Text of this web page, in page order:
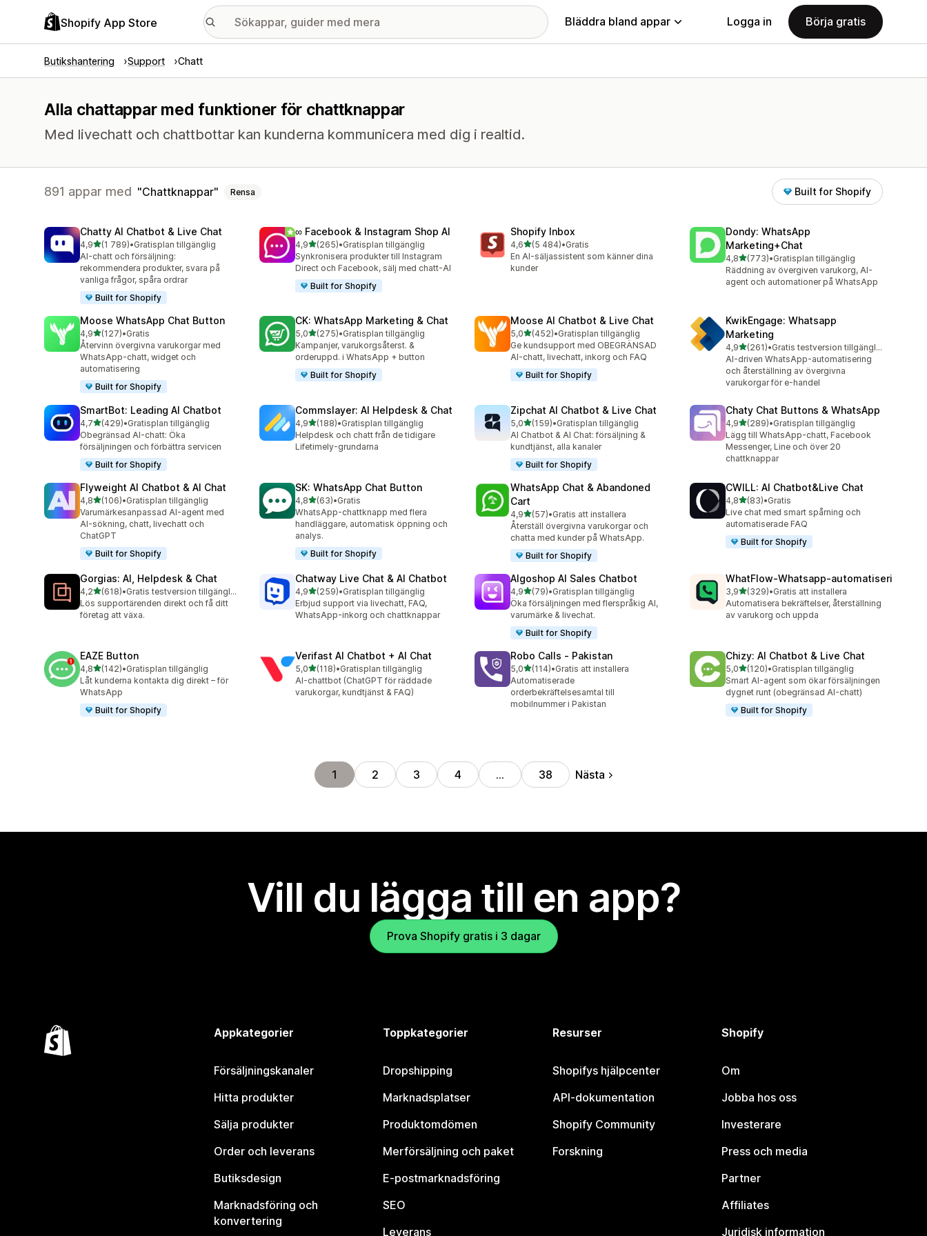
Shopify App Store Bläddra bland appar Logga in Börja gratis
Butikshantering Support Chatt
Alla chattappar med funktioner för chattknappar
Med livechatt och chattbottar kan kunderna kommunicera med dig i realtid.
891 appar med Chattknappar Rensa Built for Shopify
Chatty AI Chatbot & Live Chat
4,9av 5 stjärnor
(1 789)
1789 recensioner totalt
•Gratisplan tillgänglig
AI-chatt och försäljning:
rekommendera produkter, svara på
vanliga frågor, spåra ordrar
Built for Shopify
∞ Facebook & Instagram Shop AI
4,9av 5 stjärnor
(265)
265 recensioner totalt
•Gratisplan tillgänglig
Synkronisera produkter till Instagram
Direct och Facebook, sälj med chatt-AI
Built for Shopify
Shopify Inbox
4,6av 5 stjärnor
(5 484)
5484 recensioner totalt
•Gratis
En AI-säljassistent som känner dina
kunder
Dondy: WhatsApp
Marketing+Chat
4,8av 5 stjärnor
(773)
773 recensioner totalt
•Gratisplan tillgänglig
Räddning av övergiven varukorg, AI-
agent och automationer på WhatsApp
Moose WhatsApp Chat Button
4,9av 5 stjärnor
(127)
127 recensioner totalt
•Gratis
Återvinn övergivna varukorgar med
WhatsApp-chatt, widget och
automatisering
Built for Shopify
CK: WhatsApp Marketing & Chat
5,0av 5 stjärnor
(275)
275 recensioner totalt
•Gratisplan tillgänglig
Kampanjer, varukorgsåterst. &
orderuppd. i WhatsApp + button
Built for Shopify
Moose AI Chatbot & Live Chat
5,0av 5 stjärnor
(452)
452 recensioner totalt
•Gratisplan tillgänglig
Ge kundsupport med OBEGRÄNSAD
AI-chatt, livechatt, inkorg och FAQ
Built for Shopify
KwikEngage: Whatsapp
Marketing
4,9av 5 stjärnor
(261)
261 recensioner totalt
•
Gratis testversion tillgänglig
AI-driven WhatsApp-automatisering
och återställning av övergivna
varukorgar för e-handel
SmartBot: Leading AI Chatbot
4,7av 5 stjärnor
(429)
429 recensioner totalt
•Gratisplan tillgänglig
Obegränsad AI-chatt: Öka
försäljningen och förbättra servicen
Built for Shopify
Commslayer: AI Helpdesk & Chat
4,9av 5 stjärnor
(188)
188 recensioner totalt
•Gratisplan tillgänglig
Helpdesk och chatt från de tidigare
Lifetimely-grundarna
Zipchat AI Chatbot & Live Chat
5,0av 5 stjärnor
(159)
159 recensioner totalt
•Gratisplan tillgänglig
AI Chatbot & AI Chat: försäljning &
kundtjänst, alla kanaler
Built for Shopify
Chaty Chat Buttons & WhatsApp
4,9av 5 stjärnor
(289)
289 recensioner totalt
•Gratisplan tillgänglig
Lägg till WhatsApp-chatt, Facebook
Messenger, Line och över 20
chattknappar
Flyweight AI Chatbot & AI Chat
4,8av 5 stjärnor
(106)
106 recensioner totalt
•Gratisplan tillgänglig
Varumärkesanpassad AI-agent med
AI-sökning, chatt, livechatt och
ChatGPT
Built for Shopify
SK: WhatsApp Chat Button
4,8av 5 stjärnor
(63)
63 recensioner totalt
•Gratis
WhatsApp-chattknapp med flera
handläggare, automatisk öppning och
analys.
Built for Shopify
WhatsApp Chat & Abandoned
Cart
4,9av 5 stjärnor
(57)
57 recensioner totalt
•Gratis att installera
Återställ övergivna varukorgar och
chatta med kunder på WhatsApp.
Built for Shopify
CWILL: AI Chatbot&Live Chat
4,8av 5 stjärnor
(83)
83 recensioner totalt
•Gratis
Live chat med smart spårning och
automatiserade FAQ
Built for Shopify
Gorgias: AI, Helpdesk & Chat
4,2av 5 stjärnor
(618)
618 recensioner totalt
•
Gratis testversion tillgänglig
Lös supportärenden direkt och få ditt
företag att växa.
Chatway Live Chat & AI Chatbot
4,9av 5 stjärnor
(259)
259 recensioner totalt
•Gratisplan tillgänglig
Erbjud support via livechatt, FAQ,
WhatsApp-inkorg och chattknappar
Algoshop AI Sales Chatbot
4,9av 5 stjärnor
(79)
79 recensioner totalt
•Gratisplan tillgänglig
Öka försäljningen med flerspråkig AI,
varumärke & livechat.
Built for Shopify
WhatFlow‑Whatsapp‑automatiseri
3,9av 5 stjärnor
(329)
329 recensioner totalt
•Gratis att installera
Automatisera bekräftelser, återställning
av varukorg och uppda
EAZE Button
4,8av 5 stjärnor
(142)
142 recensioner totalt
•Gratisplan tillgänglig
Låt kunderna kontakta dig direkt – för
WhatsApp
Built for Shopify
Verifast AI Chatbot + AI Chat
5,0av 5 stjärnor
(118)
118 recensioner totalt
•Gratisplan tillgänglig
AI-chattbot (ChatGPT för räddade
varukorgar, kundtjänst & FAQ)
Robo Calls ‑ Pakistan
5,0av 5 stjärnor
(114)
114 recensioner totalt
•Gratis att installera
Automatiserade
orderbekräftelsesamtal till
mobilnummer i Pakistan
Chizy: AI Chatbot & Live Chat
5,0av 5 stjärnor
(120)
120 recensioner totalt
•Gratisplan tillgänglig
Smart AI-agent som ökar försäljningen
dygnet runt (obegränsad AI-chatt)
Built for Shopify
1 2 3 4 … 38 Nästa
Vill du lägga till en app?
Prova Shopify gratis i 3 dagar
Appkategorier
Försäljningskanaler
Hitta produkter
Sälja produkter
Order och leverans
Butiksdesign
Marknadsföring och
konvertering
Toppkategorier
Dropshipping
Marknadsplatser
Produktomdömen
Merförsäljning och paket
E-postmarknadsföring
SEO
Leverans
Resurser
Shopifys hjälpcenter
API-dokumentation
Shopify Community
Forskning
Shopify
Om
Jobba hos oss
Investerare
Press och media
Partner
Affiliates
Juridisk information